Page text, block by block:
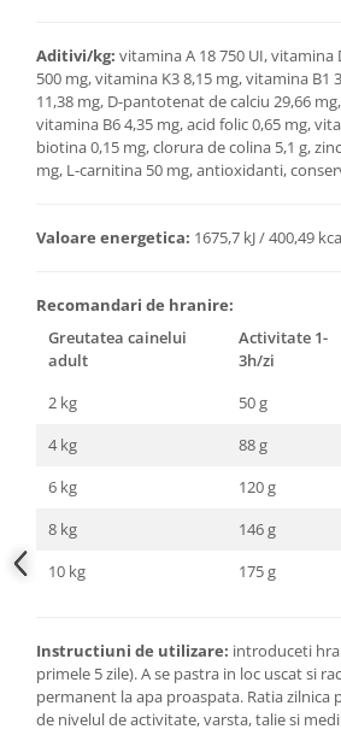
Aditivi/kg: vitamina A 18 750 UI, vitamina
500 mg, vitamina K3 8,15 mg, vitamina B1
11,38 mg, D-pantotenat de calciu 29,66
vitamina B6 4,35 mg, acid folic 0,65 mg,
biotina 0,15 mg, clorura de colina 5,1 g,
mg, L-carnitina 50 mg, antioxidanti,
Valoare energetica: 1675,7 kJ / 400,49
Recomandari de hranire:
Greutatea cainelui
adult
Activitate 1-
3h/zi
2 kg
50 g
4 kg
88 g
6 kg
120 g
8 kg
146 g
10 kg
175 g
Instructiuni de utilizare: introduceti
primele 5 zile). A se pastra in loc uscat si
permanent la apa proaspata. Ratia zilnica
de nivelul de activitate, varsta, talie si